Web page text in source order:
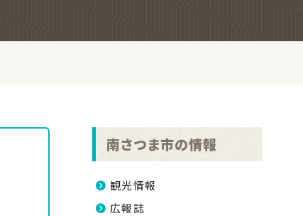
南さつま市の情報
観光情報
広報誌